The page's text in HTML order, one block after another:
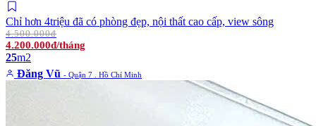
Chỉ hơn 4triệu đã có phòng đẹp, nội thất cao cấp, view sông
4.500.000đ
4.200.000đ/tháng
25m2
Đăng Vũ - Quận 7 . Hồ Chí Minh